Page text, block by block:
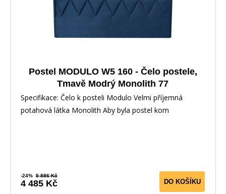
Postel MODULO W5 160 - Čelo postele,
Tmavě Modrý Monolith 77
Specifikace: Čelo k posteli Modulo Velmi příjemná
potahová látka Monolith Aby byla postel kom
-24% 5 886 Kč
4 485 Kč DO KOŠÍKU